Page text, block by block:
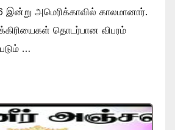
இன்று அமெரிக்காவில் காலமானார்.
தொடர்பான விபரம்
…